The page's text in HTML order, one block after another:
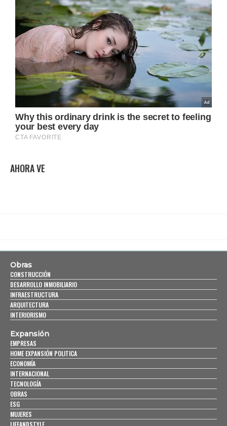
AHORA VE
Obras
CONSTRUCCIÓN
DESARROLLO INMOBILIARIO
INFRAESTRUCTURA
ARQUITECTURA
INTERIORISMO
Expansión
EMPRESAS
HOME EXPANSIÓN POLITICA
ECONOMÍA
INTERNACIONAL
TECNOLOGÍA
OBRAS
ESG
MUJERES
LIFEANDSTYLE